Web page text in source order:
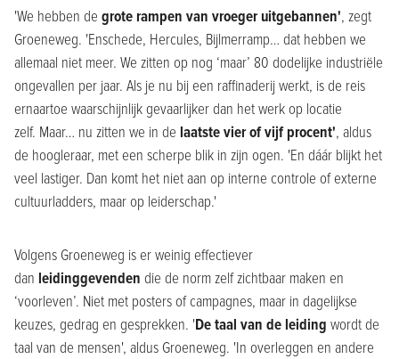
'We hebben de grote rampen van vroeger uitgebannen', zegt
Groeneweg. 'Enschede, Hercules, Bijlmerramp… dat hebben we
allemaal niet meer. We zitten op nog ‘maar’ 80 dodelijke industriële
ongevallen per jaar. Als je nu bij een raffinaderij werkt, is de reis
ernaartoe waarschijnlijk gevaarlijker dan het werk op locatie
zelf. Maar… nu zitten we in de laatste vier of vijf procent', aldus
de hoogleraar, met een scherpe blik in zijn ogen. 'En dáár blijkt het
veel lastiger. Dan komt het niet aan op interne controle of externe
cultuurladders, maar op leiderschap.'
Volgens Groeneweg is er weinig effectiever
dan leidinggevenden die de norm zelf zichtbaar maken en
‘voorleven’. Niet met posters of campagnes, maar in dagelijkse
keuzes, gedrag en gesprekken. 'De taal van de leiding wordt de
taal van de mensen', aldus Groeneweg. 'In overleggen en andere